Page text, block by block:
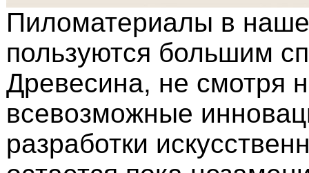
Пиломатериалы в
пользуются большим
Древесина, не смотря
всевозможные
разработки